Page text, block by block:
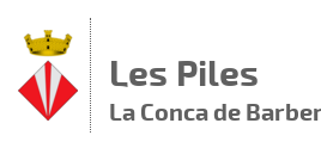
Les Piles
La Conca de